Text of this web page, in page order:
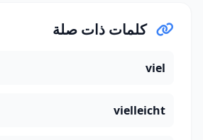
كلمات ذات صلة
viel
vielleicht